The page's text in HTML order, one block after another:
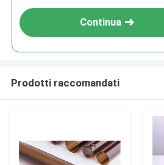
Continua
Prodotti raccomandati